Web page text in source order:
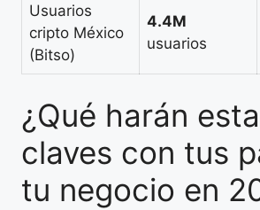
Usuarios
cripto México
(Bitso)
4.4M
usuarios
¿Qué harán
claves con tus
tu negocio en